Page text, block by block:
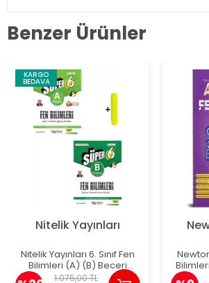
Benzer Ürünler
KARGO
BEDAVA
Nitelik Yayınları
Nitelik Yayınları 6. Sınıf Fen
Bilimleri (A) (B) Beceri
Temelli Soru Kitabı Seti Yeni
1.075,00 TL